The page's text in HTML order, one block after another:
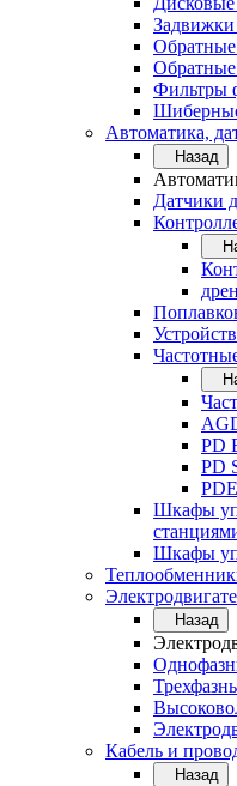
Фильтры
Автоматика,
Назад
Датчики
PD
PD
PDE
Шкафы
Шкафы
Назад
Кабель и
Назад